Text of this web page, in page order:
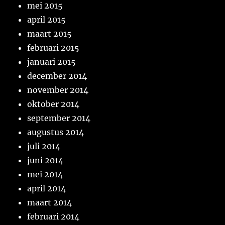
mei 2015
april 2015
maart 2015
februari 2015
januari 2015
december 2014
november 2014
oktober 2014
september 2014
augustus 2014
juli 2014
juni 2014
mei 2014
april 2014
maart 2014
februari 2014